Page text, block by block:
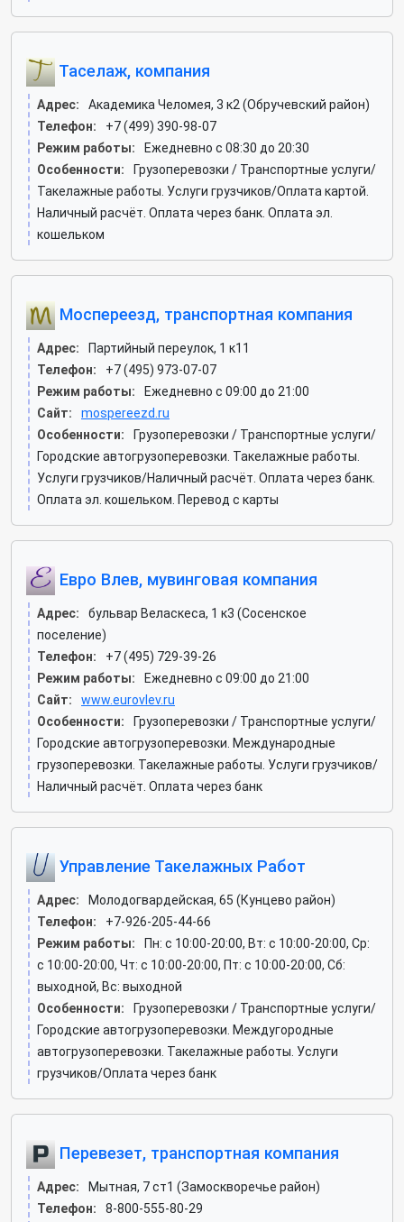
Таселаж, компания
Адрес:
Академика Челомея, 3 к2 (Обручевский район)
Телефон:
+7 (499) 390-98-07
Режим работы:
Ежедневно с 08:30 до 20:30
Особенности:
Грузоперевозки / Транспортные услуги/
Такелажные работы. Услуги грузчиков/Оплата картой.
Наличный расчёт. Оплата через банк. Оплата эл.
кошельком
Моспереезд, транспортная компания
Адрес:
Партийный переулок, 1 к11
Телефон:
+7 (495) 973-07-07
Режим работы:
Ежедневно с 09:00 до 21:00
Сайт:
mospereezd.ru
Особенности:
Грузоперевозки / Транспортные услуги/
Городские автогрузоперевозки. Такелажные работы.
Услуги грузчиков/Наличный расчёт. Оплата через банк.
Оплата эл. кошельком. Перевод с карты
Евро Влев, мувинговая компания
Адрес:
бульвар Веласкеса, 1 к3 (Сосенское
поселение)
Телефон:
+7 (495) 729-39-26
Режим работы:
Ежедневно с 09:00 до 21:00
Сайт:
www.eurovlev.ru
Особенности:
Грузоперевозки / Транспортные услуги/
Городские автогрузоперевозки. Международные
грузоперевозки. Такелажные работы. Услуги грузчиков/
Наличный расчёт. Оплата через банк
Управление Такелажных Работ
Адрес:
Молодогвардейская, 65 (Кунцево район)
Телефон:
+7-926-205-44-66
Режим работы:
Пн: c 10:00-20:00, Вт: c 10:00-20:00, Ср:
c 10:00-20:00, Чт: c 10:00-20:00, Пт: c 10:00-20:00, Сб:
выходной, Вс: выходной
Особенности:
Грузоперевозки / Транспортные услуги/
Городские автогрузоперевозки. Междугородные
автогрузоперевозки. Такелажные работы. Услуги
грузчиков/Оплата через банк
Перевезет, транспортная компания
Адрес:
Мытная, 7 ст1 (Замоскворечье район)
Телефон:
8-800-555-80-29